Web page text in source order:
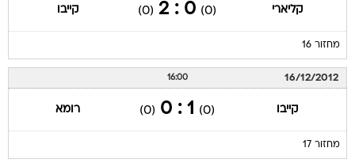
קליארי (0)
0 : 2
(0) קייבו
מחזור 16
16/12/2012
16:00
קייבו (0)
1 : 0
(0) רומא
מחזור 17